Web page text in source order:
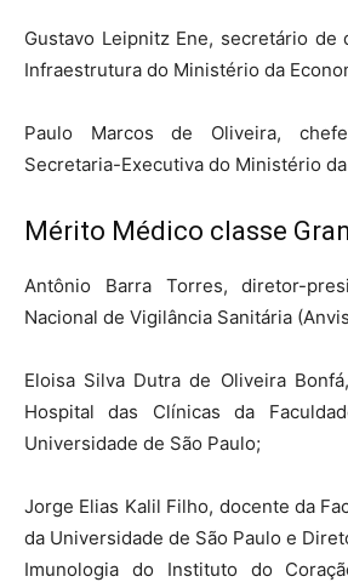
Gustavo Leipnitz Ene, secretário de
Infraestrutura do Ministério da
Paulo Marcos de Oliveira,
Secretaria-Executiva do Ministério
Mérito Médico classe
Antônio Barra Torres, diretor-
Nacional de Vigilância Sanitária
Eloisa Silva Dutra de Oliveira
Hospital das Clínicas da
Universidade de São Paulo;
Jorge Elias Kalil Filho, docente da
da Universidade de São Paulo e
Imunologia do Instituto do